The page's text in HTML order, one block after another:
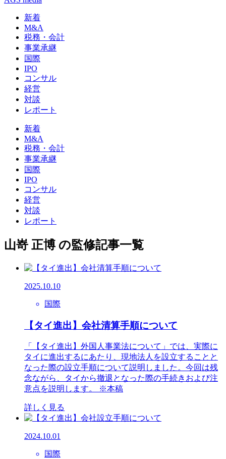
新着
M&A
税務・会計
事業承継
国際
IPO
コンサル
経営
対談
レポート
新着
M&A
税務・会計
事業承継
国際
IPO
コンサル
経営
対談
レポート
山嵜 正博 の監修記事一覧
2025.10.10
国際
【タイ進出】会社清算手順について
「【タイ進出】外国人事業法について」では、実際に
タイに進出するにあたり、現地法人を設立することと
なった際の設立手順について説明しました。今回は残
念ながら、タイから撤退となった際の手続きおよび注
意点を説明します。 ※本稿
詳しく見る
2024.10.01
国際